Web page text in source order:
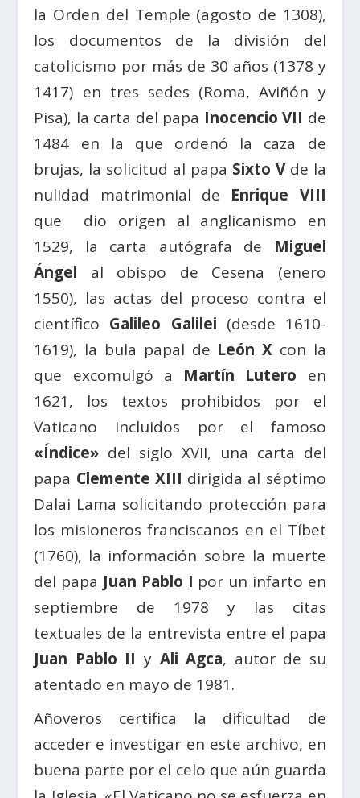
la Orden del Temple (agosto de 1308),
los documentos de la división del
catolicismo por más de 30 años (1378 y
1417) en tres sedes (Roma, Aviñón y
Pisa), la carta del papa Inocencio VII de
1484 en la que ordenó la caza de
brujas, la solicitud al papa Sixto Vde la
nulidad matrimonial de Enrique VIII
que dio origen al anglicanismo en
1529, la carta autógrafa de Miguel
Ángel al obispo de Cesena (enero
1550), las actas del proceso contra el
científico Galileo Galilei (desde 1610-
1619), la bula papal de León X con la
que excomulgó a Martín Lutero en
1621, los textos prohibidos por el
Vaticano incluidos por el famoso
«Índice» del siglo XVII, una carta del
papa Clemente XIII dirigida al séptimo
Dalai Lama solicitando protección para
los misioneros franciscanos en el Tíbet
(1760), la información sobre la muerte
del papa Juan Pablo I por un infarto en
septiembre de 1978 y las citas
textuales de la entrevista entre el papa
Juan Pablo II y Ali Agca, autor de su
atentado en mayo de 1981.
Añoveros certifica la dificultad de
acceder e investigar en este archivo, en
buena parte por el celo que aún guarda